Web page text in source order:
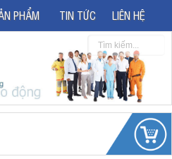
PHẨM TIN TỨC LIÊN HỆ